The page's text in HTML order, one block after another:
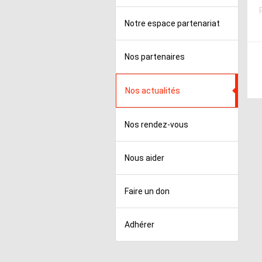
Notre espace partenariat
Nos partenaires
Nos actualités
Nos rendez-vous
Nous aider
Faire un don
Adhérer